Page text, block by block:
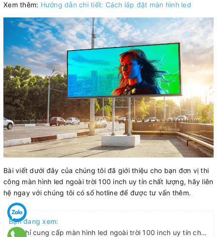
Xem thêm: Hướng dẫn chi tiết: Cách lắp đặt màn hình led
Bài viết dưới đây của chúng tôi đã giới thiệu cho bạn đơn vị thi
công màn hình led ngoài trời 100 inch uy tín chất lượng, hãy liên
hệ ngay với chúng tôi có số hotline để được tư vấn thêm.
Bạn đang xem:
Địa chỉ cung cấp màn hình led ngoài trời 100 inch uy tín chất lượng trên thị trường